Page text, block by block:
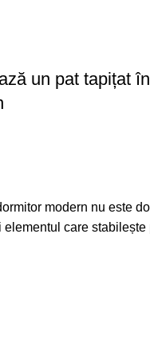
un pat tapițat
modern nu este
care stabilește